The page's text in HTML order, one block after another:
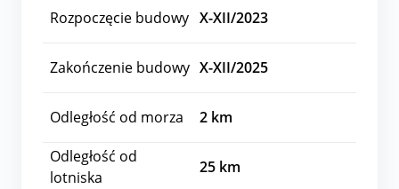
Rozpoczęcie budowy X-XII/2023
Zakończenie budowy X-XII/2025
Odległość od morza 2 km
Odległość od
lotniska
25 km